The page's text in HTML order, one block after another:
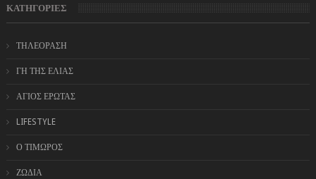
ΚΑΤΗΓΟΡΙΕΣ
ΤΗΛΕΟΡΑΣΗ
ΓΗ ΤΗΣ ΕΛΙΑΣ
ΑΓΙΟΣ ΕΡΩΤΑΣ
LIFESTYLE
Ο ΤΙΜΩΡΟΣ
ΖΩΔΙΑ